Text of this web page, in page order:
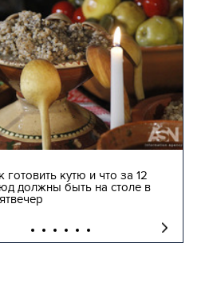
готовить кутю и что за 12
должны быть на столе в